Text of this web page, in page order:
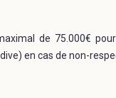
de 75.000€
en cas de non-